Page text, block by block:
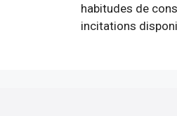
habitudes de
incitations